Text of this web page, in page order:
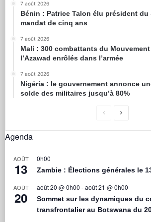
7 août 2026
Bénin : Patrice Talon élu président du
mandat de cinq ans
7 août 2026
Mali : 300 combattants du
l’Azawad enrôlés dans l’armée
7 août 2026
Nigéria : le gouvernement annonce
solde des militaires jusqu’à 80%
Agenda
AOÛT
13
0h00
Zambie : Élections générales le
AOÛT
20
août 20 @ 0h00 -août 21 @ 0h00
Sommet sur les dynamiques du
transfrontalier au Botswana du